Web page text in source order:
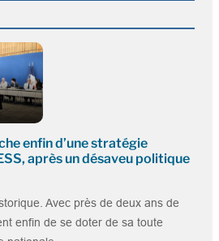
enfin d’une stratégie
après un désaveu politique
Avec près de deux ans de
enfin de se doter de sa toute